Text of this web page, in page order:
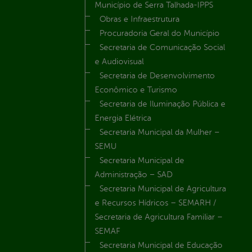
Município de Serra Talhada-IPPS
Obras e Infraestrutura
Procuradoria Geral do Município
Secretaria de Comunicação Social
e Audiovisual
Secretaria de Desenvolvimento
Econômico e Turismo
Secretaria de Iluminação Pública e
Energia Elétrica
Secretaria Municipal da Mulher –
SEMU
Secretaria Municipal de
Administração – SAD
Secretaria Municipal de Agricultura
e Recursos Hídricos – SEMARH /
Secretaria de Agricultura Familiar –
SEMAF
Secretaria Municipal de Educação